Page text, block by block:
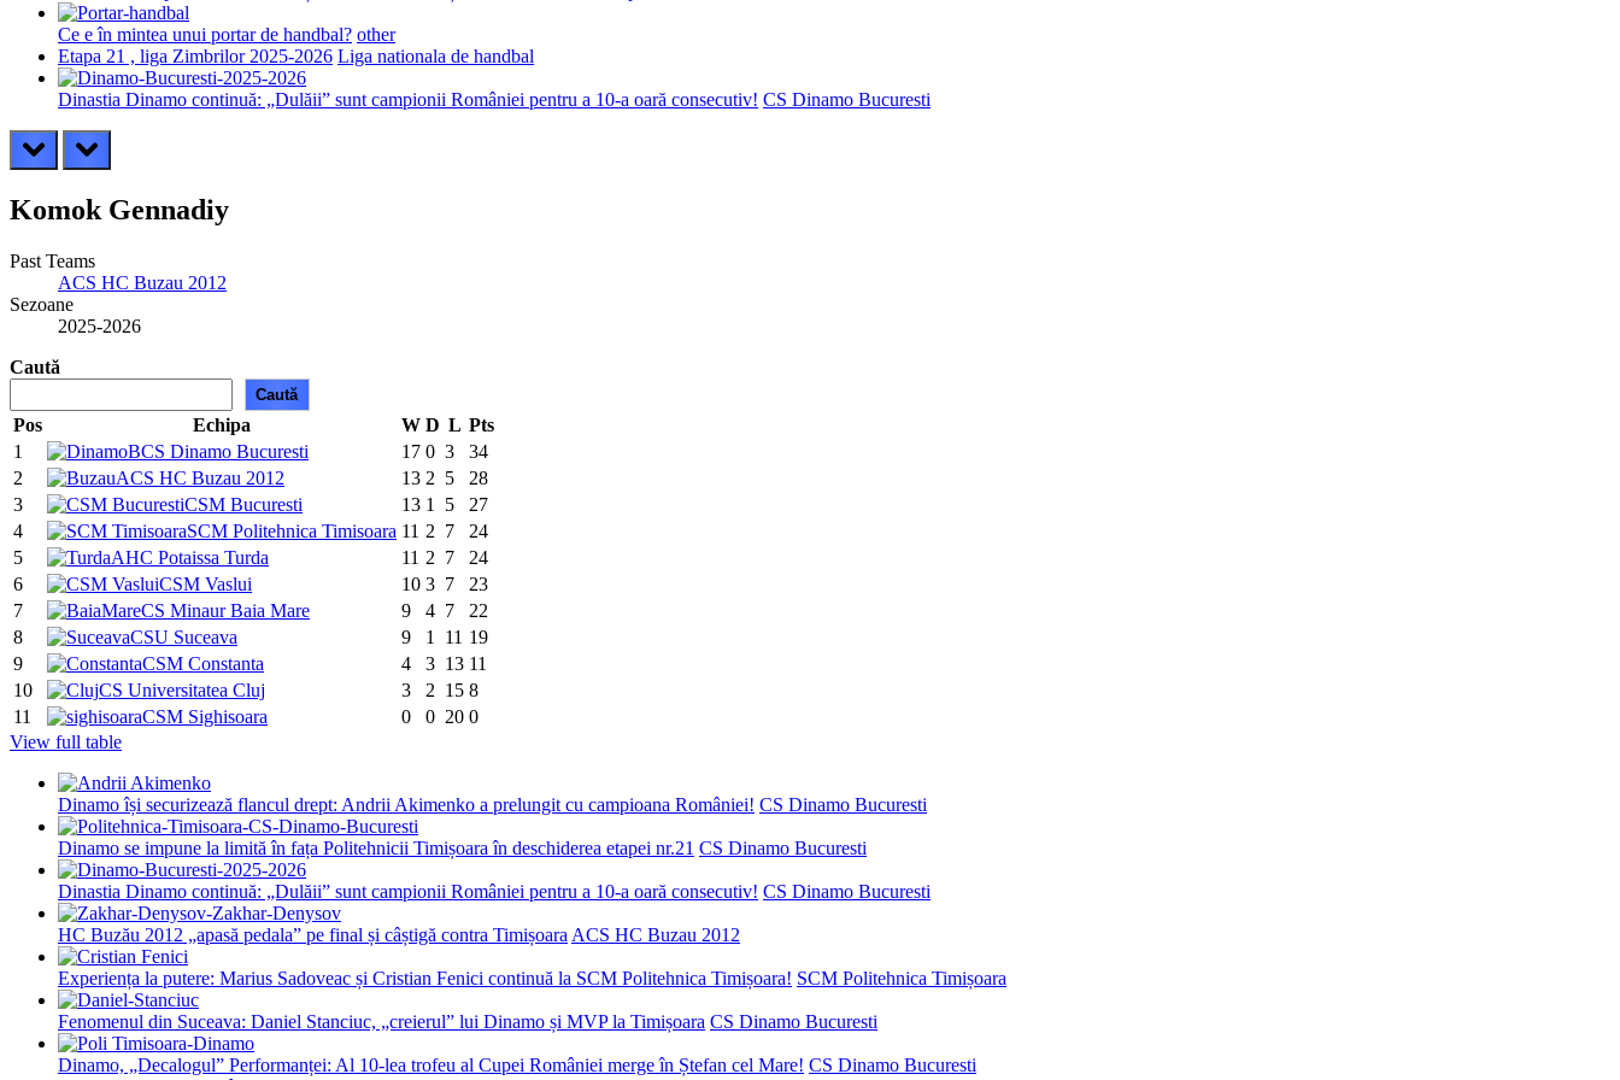
Ce e în mintea unui portar de handbal? other
Etapa 21 , liga Zimbrilor 2025-2026 Liga nationala de handbal
Dinastia Dinamo continuă: „Dulăii” sunt campionii României pentru a 10-a oară consecutiv! CS Dinamo Bucuresti
prev next
Komok Gennadiy
Past Teams
ACS HC Buzau 2012
Sezoane
2025-2026
Caută
Caută
Pos Echipa W D L Pts
1
CS Dinamo Bucuresti 17 0 3
34
2
ACS HC Buzau 2012 13 2 5
28
3
CSM Bucuresti 13 1 5
27
4
SCM Politehnica Timisoara 11 2 7
24
5
AHC Potaissa Turda 11 2 7
24
6
CSM Vaslui 10 3 7
23
7
CS Minaur Baia Mare 9 4 7
22
8
CSU Suceava 9 1 11 19
9
CSM Constanta 4 3 13 11
10
CS Universitatea Cluj 3 2 15 8
11
CSM Sighisoara 0 0 20 0
View full table
Dinamo își securizează flancul drept: Andrii Akimenko a prelungit cu campioana României! CS Dinamo Bucuresti
Dinamo se impune la limită în fața Politehnicii Timișoara în deschiderea etapei nr.21 CS Dinamo Bucuresti
Dinastia Dinamo continuă: „Dulăii” sunt campionii României pentru a 10-a oară consecutiv! CS Dinamo Bucuresti
HC Buzău 2012 „apasă pedala” pe final și câștigă contra Timișoara ACS HC Buzau 2012
Experiența la putere: Marius Sadoveac și Cristian Fenici continuă la SCM Politehnica Timișoara! SCM Politehnica Timișoara
Fenomenul din Suceava: Daniel Stanciuc, „creierul” lui Dinamo și MVP la Timișoara CS Dinamo Bucuresti
Dinamo, „Decalogul” Performanței: Al 10-lea trofeu al Cupei României merge în Ștefan cel Mare! CS Dinamo Bucuresti